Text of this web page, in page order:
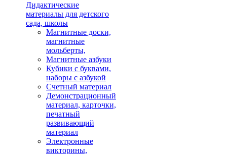
Дидактические
материалы для детского
сада, школы
Магнитные доски,
магнитные
мольберты,
Магнитные азбуки
Кубики с буквами,
наборы с азбукой
Счетный материал
Демонстрационный
материал, карточки,
печатный
развивающий
материал
Электронные
викторины,